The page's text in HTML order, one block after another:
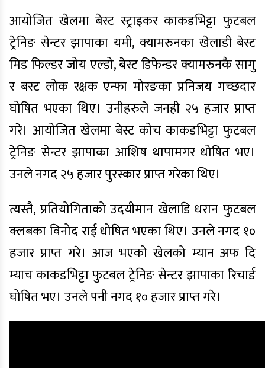
आयोजित खेलमा बेस्ट स्ट्राइकर काकडभिट्टा फुटबल
ट्रेनिङ सेन्टर झापाका यमी, क्यामरुनका खेलाडी बेस्ट
मिड फिल्डर जोय एल्डो, बेस्ट डिफेन्डर क्यामरुनकै सागु
र बस्ट लोक रक्षक एन्फा मोरङका प्रनिजय गच्छदार
घोषित भएका थिए। उनीहरुले जनही २५ हजार प्राप्त
गरे। आयोजित खेलमा बेस्ट कोच काकडभिट्टा फुटबल
ट्रेनिङ सेन्टर झापाका आशिष थापामगर धोषित भए।
उनले नगद २५ हजार पुरस्कार प्राप्त गरेका थिए।
त्यस्तै, प्रतियोगिताको उदयीमान खेलाडि धरान फुटबल
क्लबका विनोद राई धोषित भएका थिए। उनले नगद १०
हजार प्राप्त गरे। आज भएको खेलको म्यान अफ दि
म्याच काकडभिट्टा फुटबल ट्रेनिङ सेन्टर झापाका रिचार्ड
घोषित भए। उनले पनी नगद १० हजार प्राप्त गरे।